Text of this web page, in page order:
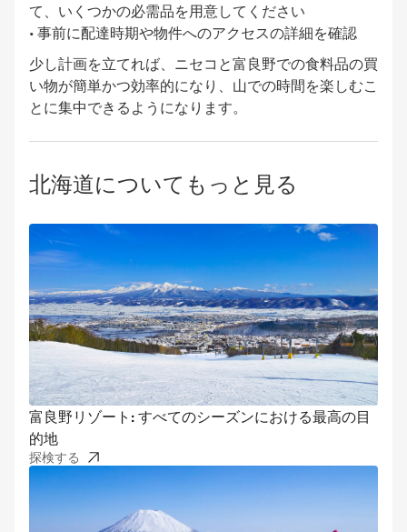
て、いくつかの必需品を用意してください
• 事前に配達時期や物件へのアクセスの詳細を確認
少し計画を立てれば、ニセコと富良野での食料品の買
い物が簡単かつ効率的になり、山での時間を楽しむこ
とに集中できるようになります。
北海道についてもっと見る
富良野リゾート: すべてのシーズンにおける最高の目
的地
探検する